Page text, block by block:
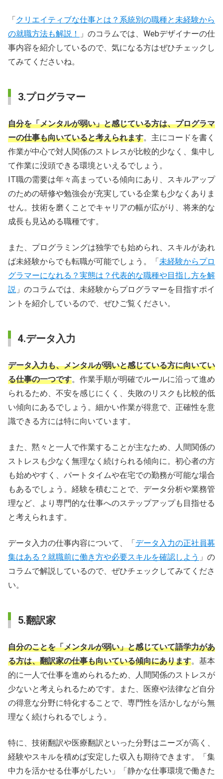
「 クリエイティブな仕事とは？系統別の職種と未経験から
の就職方法も解説！
」のコラムでは、Webデザイナーの仕
事内容を紹介しているので、気になる方はぜひチェックし
てみてくださいね。
3.プログラマー
自分を「メンタルが弱い」と感じている方は、プログラマ
ーの仕事も向いていると考えられます。主にコードを書く
作業が中心で対人関係のストレスが比較的少なく、集中し
て作業に没頭できる環境といえるでしょう。
IT職の需要は年々高まっている傾向にあり、スキルアップ
のための研修や勉強会が充実している企業も少なくありま
せん。技術を磨くことでキャリアの幅が広がり、将来的な
成長も見込める職種です。
また、プログラミングは独学でも始められ、スキルがあれ
ば未経験からでも転職が可能でしょう。「 未経験からプロ
グラマーになれる？実態は？代表的な職種や目指し方を解
説 」のコラムでは、未経験からプログラマーを目指すポイ
ントを紹介しているので、ぜひご覧ください。
4.データ入力
データ入力も、メンタルが弱いと感じている方に向いてい
る仕事の一つです。作業手順が明確でルールに沿って進め
られるため、不安を感じにくく、失敗のリスクも比較的低
い傾向にあるでしょう。細かい作業が得意で、正確性を意
識できる方には特に向いています。
また、黙々と一人で作業することが主なため、人間関係の
ストレスも少なく無理なく続けられる傾向に。初心者の方
も始めやすく、パートタイムや在宅での勤務が可能な場合
もあるでしょう。経験を積むことで、データ分析や業務管
理など、より専門的な仕事へのステップアップも目指せる
と考えられます。
データ入力の仕事内容について、「 データ入力の正社員募
集はある？就職前に働き方や必要スキルを確認しよう 」の
コラムで解説しているので、ぜひチェックしてみてくださ
い。
5.翻訳家
自分のことを「メンタルが弱い」と感じていて語学力があ
る方は、翻訳家の仕事も向いている傾向にあります。基本
的に一人で仕事を進められるため、人間関係のストレスが
少ないと考えられるためです。また、医療や法律など自分
の得意な分野に特化することで、専門性を活かしながら無
理なく続けられるでしょう。
特に、技術翻訳や医療翻訳といった分野はニーズが高く、
経験やスキルを積めば安定した収入も期待できます。「集
中力を活かせる仕事がしたい」「静かな仕事環境で働きた